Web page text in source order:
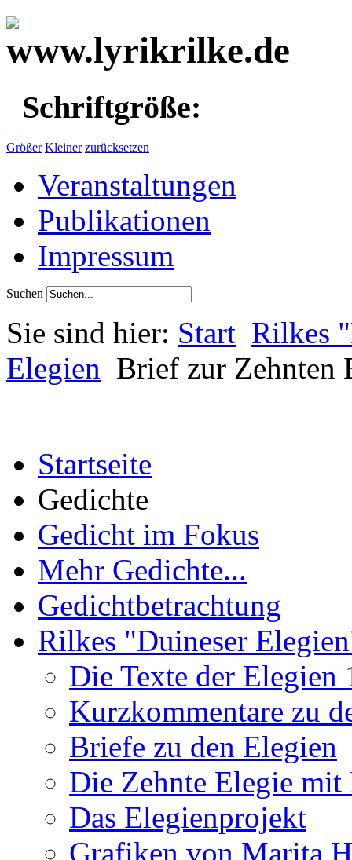
Schriftgröße:
Größer Kleiner zurücksetzen
Veranstaltungen
Publikationen
Impressum
Suchen
Sie sind hier: Start Rilkes
Elegien Brief zur Zehnten
Startseite
Gedichte
Gedicht im Fokus
Mehr Gedichte...
Gedichtbetrachtung
Rilkes "Duineser
Die Texte der Elegien
Kurzkommentare zu
Briefe zu den Elegien
Die Zehnte Elegie
Das Elegienprojekt
Grafiken von Marita